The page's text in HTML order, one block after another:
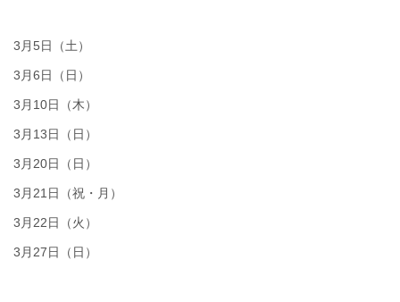
3月5日（土）
3月6日（日）
3月10日（木）
3月13日（日）
3月20日（日）
3月21日（祝・月）
3月22日（火）
3月27日（日）